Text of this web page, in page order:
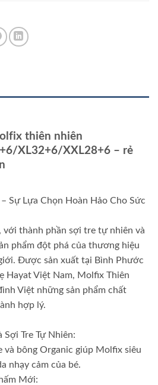
thiên nhiên
XL32+6/XXL28+6 – rẻ
Sự Lựa Chọn Hoàn Hảo Cho Sức
với thành phần sợi tre tự nhiên và
phẩm đột phá của thương hiệu
Được sản xuất tại Bình Phước
Hayat Việt Nam, Molfix Thiên
Việt những sản phẩm chất
hợp lý.
Sợi Tre Tự Nhiên:
và bông Organic giúp Molfix siêu
nhạy cảm của bé.
Mới: